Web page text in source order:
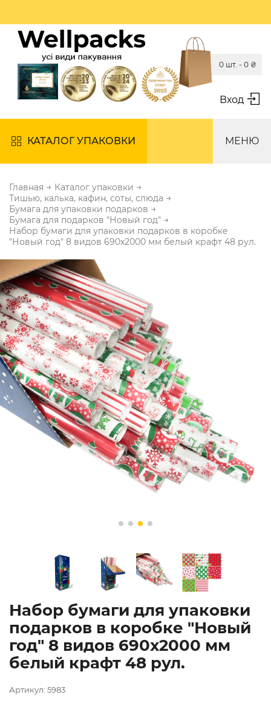
Вход
0 шт. - 0 ₴
КАТАЛОГ УПАКОВКИ МЕНЮ
Главная → Каталог упаковки →
Тишью, калька, кафин, соты, слюда →
Бумага для упаковки подарков →
Бумага для подарков "Новый год" →
Набор бумаги для упаковки подарков в коробке
"Новый год" 8 видов 690х2000 мм белый крафт 48 рул.
Набор бумаги для упаковки
подарков в коробке "Новый
год" 8 видов 690х2000 мм
белый крафт 48 рул.
Артикул: 5983